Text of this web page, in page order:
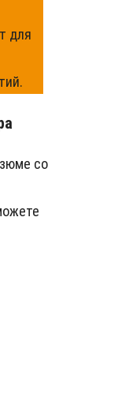
для
со